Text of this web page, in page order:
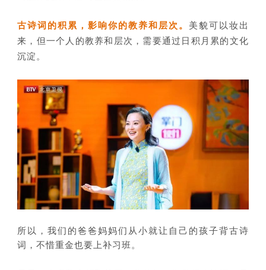
古诗词的积累，影响你的教养和层次。 美貌可以妆出
来，但一个人的教养和层次，需要通过日积月累的文化
沉淀。
所以，我们的爸爸妈妈们从小就让自己的孩子背古诗
词，不惜重金也要上补习班。